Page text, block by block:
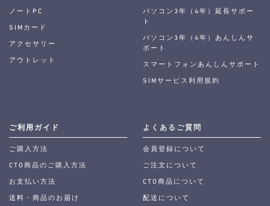
ノートPC
SIMカード
アクセサリー
アウトレット
パソコン3年（4年）延長サポー
ト
パソコン3年（4年）あんしんサ
ポート
スマートフォンあんしんサポート
SIMサービス利用規約
ご利用ガイド
ご購入方法
CTO商品のご購入方法
お支払い方法
送料・商品のお届け
よくあるご質問
会員登録について
ご注文について
CTO商品について
配送について